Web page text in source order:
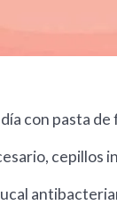
con pasta
cepillos